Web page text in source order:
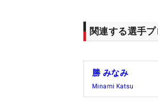
関連する選手
勝 みなみ
Minami Katsu